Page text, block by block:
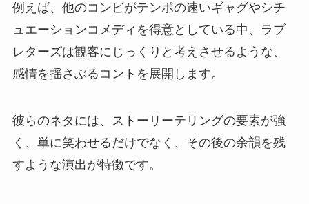
例えば、他のコンビがテンポの速いギャグやシチ
ュエーションコメディを得意としている中、ラブ
レターズは観客にじっくりと考えさせるような、
感情を揺さぶるコントを展開します。
彼らのネタには、ストーリーテリングの要素が強
く、単に笑わせるだけでなく、その後の余韻を残
すような演出が特徴です。